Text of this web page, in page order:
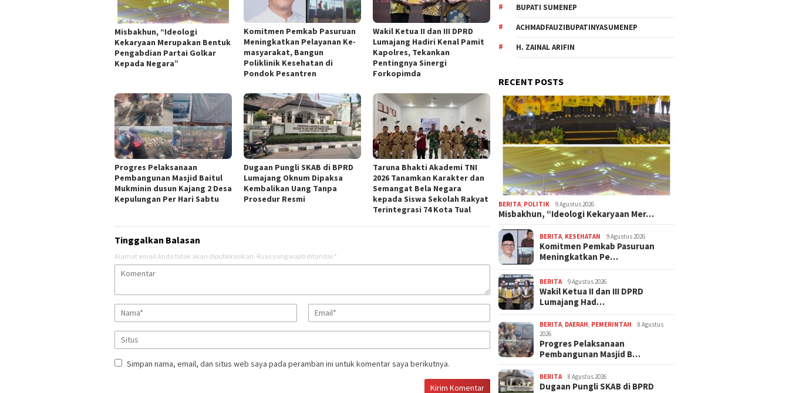
Misbakhun, “Ideologi
Kekaryaan Merupakan Bentuk
Pengabdian Partai Golkar
Kepada Negara”
Komitmen Pemkab Pasuruan
Meningkatkan Pelayanan Ke-
masyarakat, Bangun
Poliklinik Kesehatan di
Pondok Pesantren
Wakil Ketua II dan III DPRD
Lumajang Hadiri Kenal Pamit
Kapolres, Tekankan
Pentingnya Sinergi
Forkopimda
Progres Pelaksanaan
Pembangunan Masjid Baitul
Mukminin dusun Kajang 2 Desa
Kepulungan Per Hari Sabtu
Dugaan Pungli SKAB di BPRD
Lumajang Oknum Dipaksa
Kembalikan Uang Tanpa
Prosedur Resmi
Taruna Bhakti Akademi TNI
2026 Tanamkan Karakter dan
Semangat Bela Negara
kepada Siswa Sekolah Rakyat
Terintegrasi 74 Kota Tual
Tinggalkan Balasan
Alamat email Anda tidak akan dipublikasikan. Ruas yang wajib ditandai *
Simpan nama, email, dan situs web saya pada peramban ini untuk komentar saya berikutnya.
BUPATI SUMENEP
ACHMADFAUZIBUPATINYASUMENEP
H. ZAINAL ARIFIN
RECENT POSTS
BERITA, POLITIK 9 Agustus 2026
Misbakhun, “Ideologi Kekaryaan Mer…
BERITA, KESEHATAN 9 Agustus 2026
Komitmen Pemkab Pasuruan
Meningkatkan Pe…
BERITA 9 Agustus 2026
Wakil Ketua II dan III DPRD
Lumajang Had…
BERITA, DAERAH, PEMERINTAH
8 Agustus
2026
Progres Pelaksanaan
Pembangunan Masjid B…
BERITA 8 Agustus 2026
Dugaan Pungli SKAB di BPRD